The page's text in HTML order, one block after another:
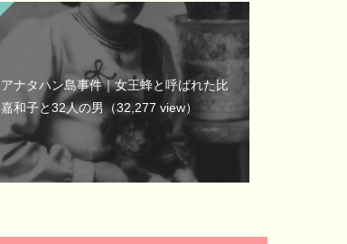
アナタハン島事件｜女王蜂と呼ばれた比
嘉和子と32人の男（32,277 view）